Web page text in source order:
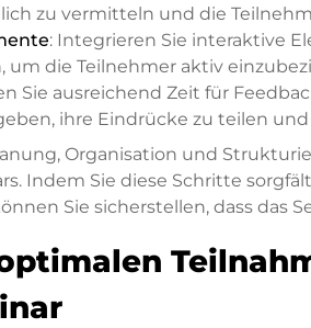
zu vermitteln und die
: Integrieren Sie interaktive
um die Teilnehmer aktiv
Sie ausreichend Zeit für
ihre Eindrücke zu teilen
Organisation und
Indem Sie diese Schritte
Sie sicherstellen, dass das